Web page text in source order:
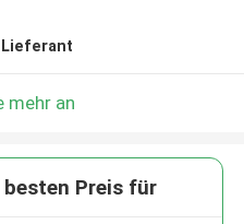
mehr an
besten Preis für